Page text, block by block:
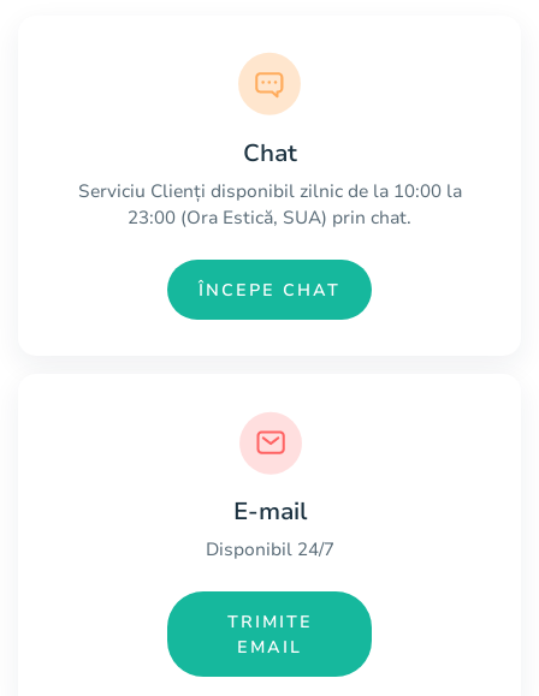
Chat
Serviciu Clienți disponibil zilnic de la 10:00 la
23:00 (Ora Estică, SUA) prin chat.
ÎNCEPE CHAT
E-mail
Disponibil 24/7
TRIMITE
EMAIL